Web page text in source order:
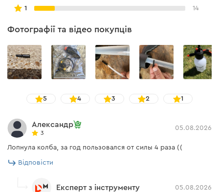
Зберігання та комплектація
додаткових компонентів.
Комплектується 3 різними форсунками.
Додатковий ремкомплект для обслуговування.
1 14
Фотографії та відео покупців
5 4 3 2 1
Александр
3
05.08.2026
Лопнула колба, за год пользовался от силы 4 раза ((
Відповісти
Експерт з інструменту 05.08.2026